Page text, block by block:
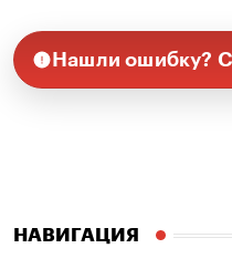
Нашли ошибку?
НАВИГАЦИЯ